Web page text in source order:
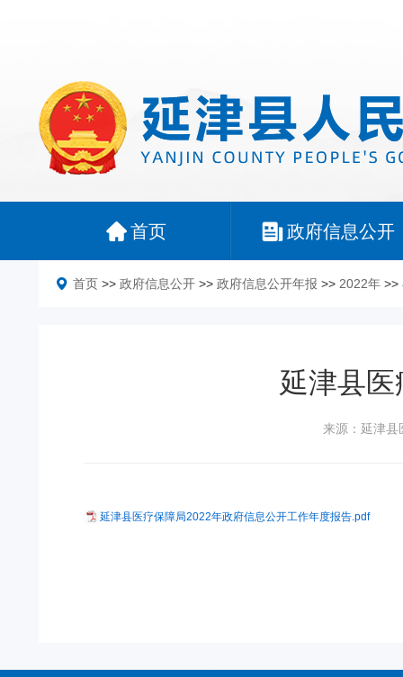
首页 政府信息公开
首页 >> 政府信息公开 >> 政府信息公开年报 >> 2022年 >>
延津县
来源：延津县
延津县医疗保障局2022年政府信息公开工作年度报告.pdf